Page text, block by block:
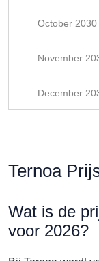
October 2030
November
December
Ternoa
Wat is de
voor 2026?